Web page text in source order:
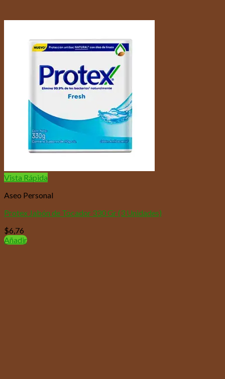
Vista Rápida
Aseo Personal
Protex Jabón de Tocador 330 Gr (3 Unidades)
$6,76
Añadir